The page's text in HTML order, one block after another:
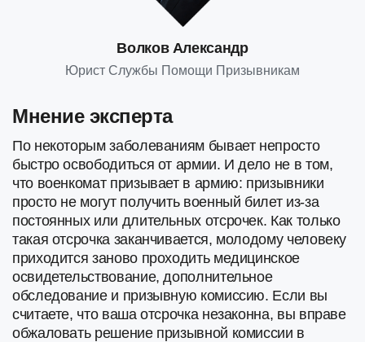
Волков Александр
Юрист Службы Помощи Призывникам
Мнение эксперта
По некоторым заболеваниям бывает непросто
быстро освободиться от армии. И дело не в том,
что военкомат призывает в армию: призывники
просто не могут получить военный билет из-за
постоянных или длительных отсрочек. Как только
такая отсрочка заканчивается, молодому человеку
приходится заново проходить медицинское
освидетельствование, дополнительное
обследование и призывную комиссию. Если вы
считаете, что ваша отсрочка незаконна, вы вправе
обжаловать решение призывной комиссии в